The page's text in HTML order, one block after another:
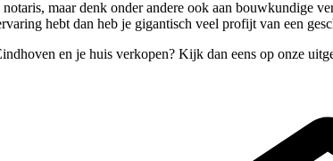
maar denk onder andere ook aan bouwkundige
hebt dan heb je gigantisch veel profijt van een
en je huis verkopen? Kijk dan eens op onze